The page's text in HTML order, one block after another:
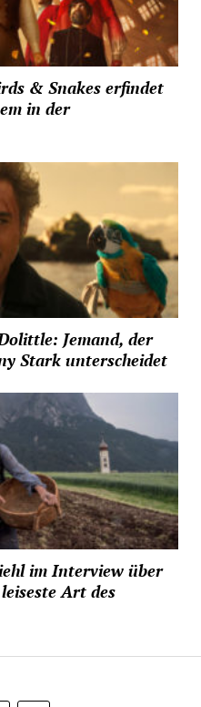
& Snakes erfindet
in der
Jemand, der
Stark unterscheidet
im Interview über
Art des